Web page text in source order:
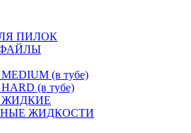
ПИЛОК
(в тубе)
(в тубе)
ЖИДКИЕ
ЖИДКОСТИ